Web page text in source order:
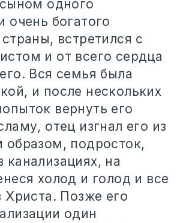
одного
очень богатого
встретился с
и от всего сердца
Вся семья была
и после нескольких
вернуть его
отец изгнал его из
образом, подросток,
канализациях, на
холод и голод и все
Христа. Позже его
один